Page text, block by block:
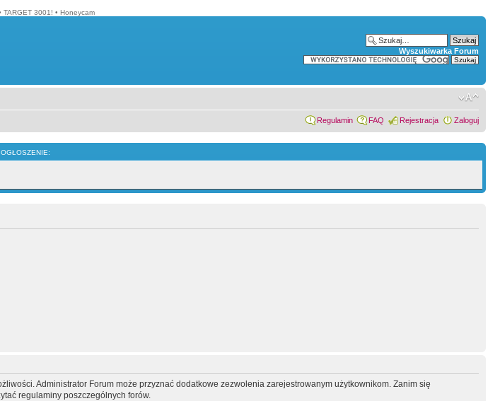
TARGET 3001! • Honeycam
Wyszukiwarka Forum
Regulamin FAQ Rejestracja Zaloguj
OGŁOSZENIE:
Administrator Forum może przyznać dodatkowe zezwolenia zarejestrowanym użytkownikom. Zanim się
regulaminy poszczególnych forów.